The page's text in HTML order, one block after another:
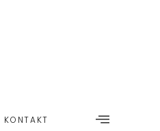
KONTAKT